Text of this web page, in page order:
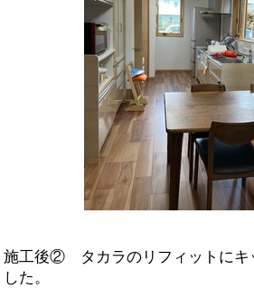
施工後② タカラのリフィットにキ
した。